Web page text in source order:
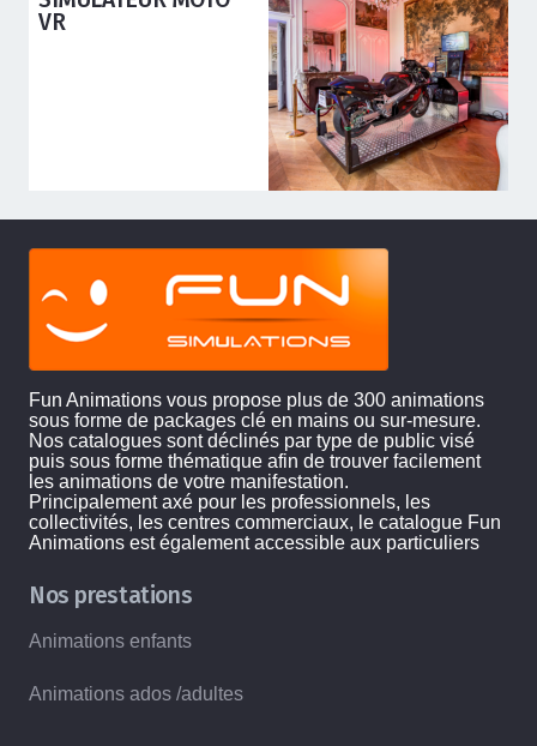
SIMULATEUR 3D 10
ACTIVITES
Fun Animations vous propose plus de 300 animations
sous forme de packages clé en mains ou sur-mesure.
Nos catalogues sont déclinés par type de public visé
puis sous forme thématique afin de trouver facilement
les animations de votre manifestation.
Principalement axé pour les professionnels, les
collectivités, les centres commerciaux, le catalogue Fun
Animations est également accessible aux particuliers
Nos prestations
Animations enfants
Animations ados /adultes